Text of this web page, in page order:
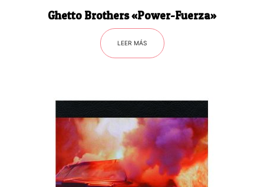
Ghetto Brothers «Power-Fuerza»
LEER MÁS